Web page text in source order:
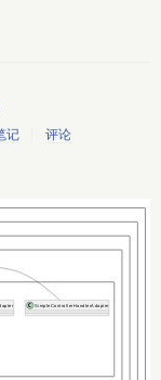
记 评论